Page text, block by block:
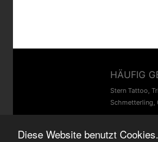
Diese Website benutzt
HÄUFIG
Stern Tattoo,
Schmetterling,